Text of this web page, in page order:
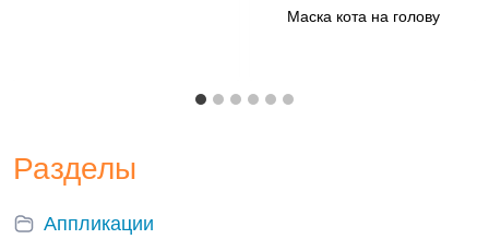
Маска кота на голову
Разделы
Аппликации